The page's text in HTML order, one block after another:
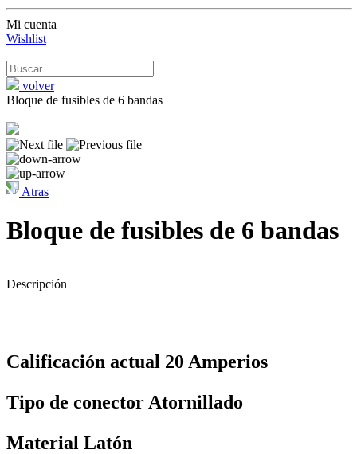
Mi cuenta
Wishlist
volver
Bloque de fusibles de 6 bandas
Atras
Bloque de fusibles de 6 bandas
Descripción
Calificación actual 20 Amperios
Tipo de conector Atornillado
Material Latón